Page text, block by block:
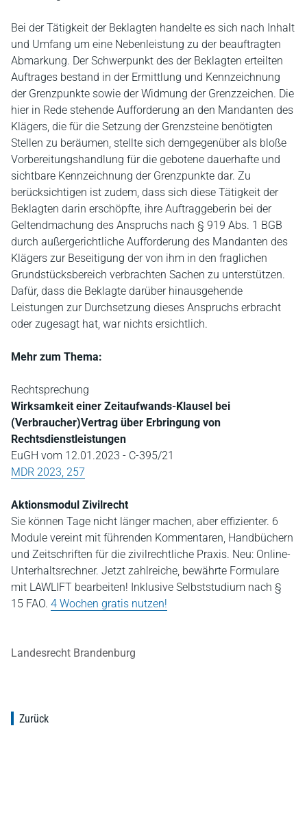
Bei der Tätigkeit der Beklagten handelte es sich nach Inhalt
und Umfang um eine Nebenleistung zu der beauftragten
Abmarkung. Der Schwerpunkt des der Beklagten erteilten
Auftrages bestand in der Ermittlung und Kennzeichnung
der Grenzpunkte sowie der Widmung der Grenzzeichen. Die
hier in Rede stehende Aufforderung an den Mandanten des
Klägers, die für die Setzung der Grenzsteine benötigten
Stellen zu beräumen, stellte sich demgegenüber als bloße
Vorbereitungshandlung für die gebotene dauerhafte und
sichtbare Kennzeichnung der Grenzpunkte dar. Zu
berücksichtigen ist zudem, dass sich diese Tätigkeit der
Beklagten darin erschöpfte, ihre Auftraggeberin bei der
Geltendmachung des Anspruchs nach § 919 Abs. 1 BGB
durch außergerichtliche Aufforderung des Mandanten des
Klägers zur Beseitigung der von ihm in den fraglichen
Grundstücksbereich verbrachten Sachen zu unterstützen.
Dafür, dass die Beklagte darüber hinausgehende
Leistungen zur Durchsetzung dieses Anspruchs erbracht
oder zugesagt hat, war nichts ersichtlich.
Mehr zum Thema:
Rechtsprechung
Wirksamkeit einer Zeitaufwands-Klausel bei
(Verbraucher)Vertrag über Erbringung von
Rechtsdienstleistungen
EuGH vom 12.01.2023 - C-395/21
MDR 2023, 257
Aktionsmodul Zivilrecht
Sie können Tage nicht länger machen, aber effizienter. 6
Module vereint mit führenden Kommentaren, Handbüchern
und Zeitschriften für die zivilrechtliche Praxis. Neu: Online-
Unterhaltsrechner. Jetzt zahlreiche, bewährte Formulare
mit LAWLIFT bearbeiten! Inklusive Selbststudium nach §
15 FAO. 4 Wochen gratis nutzen!
Landesrecht Brandenburg
Zurück